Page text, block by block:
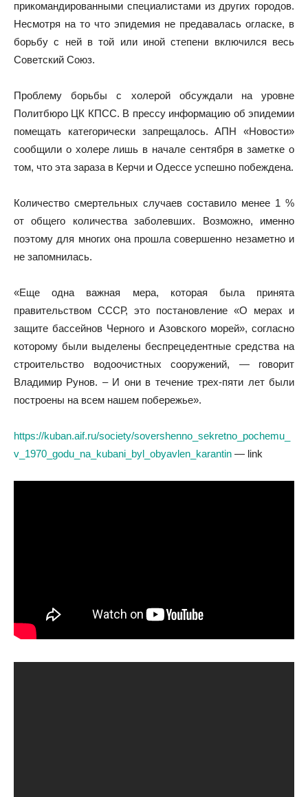
прикомандированными специалистами из других городов.
Несмотря на то что эпидемия не предавалась огласке, в
борьбу с ней в той или иной степени включился весь
Советский Союз.
Проблему борьбы с холерой обсуждали на уровне
Политбюро ЦК КПСС. В прессу информацию об эпидемии
помещать категорически запрещалось. АПН «Новости»
сообщили о холере лишь в начале сентября в заметке о
том, что эта зараза в Керчи и Одессе успешно побеждена.
Количество смертельных случаев составило менее 1 %
от общего количества заболевших. Возможно, именно
поэтому для многих она прошла совершенно незаметно и
не запомнилась.
«Еще одна важная мера, которая была принята
правительством СССР, это постановление «О мерах и
защите бассейнов Черного и Азовского морей», согласно
которому были выделены беспрецедентные средства на
строительство водоочистных сооружений, — говорит
Владимир Рунов. – И они в течение трех-пяти лет были
построены на всем нашем побережье».
https://kuban.aif.ru/society/sovershenno_sekretno_pochemu_
v_1970_godu_na_kubani_byl_obyavlen_karantin — link